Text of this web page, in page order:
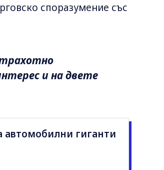
споразумение със
и на двете
автомобилни гиганти